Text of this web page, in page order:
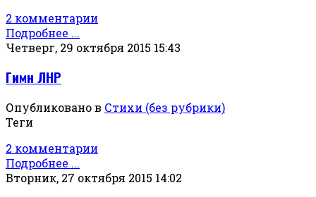
2 комментарии
Подробнее ...
Четверг, 29 октября 2015 15:43
Гимн ЛНР
Опубликовано в Стихи (без рубрики)
Теги
2 комментарии
Подробнее ...
Вторник, 27 октября 2015 14:02